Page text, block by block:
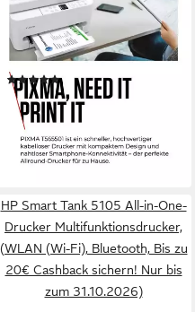
1200 x 1200 dpi
Auflösung s/w Druck
1200 x 1200 dpi Auflösung Farb Druck
1200 x 2400 dpi Auflösung Scan
(21)
ab 69,79 €
lieferbar - in 2-3 Werktagen bei dir
HP Smart Tank 5105 All-in-One-
Drucker Multifunktionsdrucker,
(WLAN (Wi-Fi), Bluetooth, Bis zu
20€ Cashback sichern! Nur bis
zum 31.10.2026)